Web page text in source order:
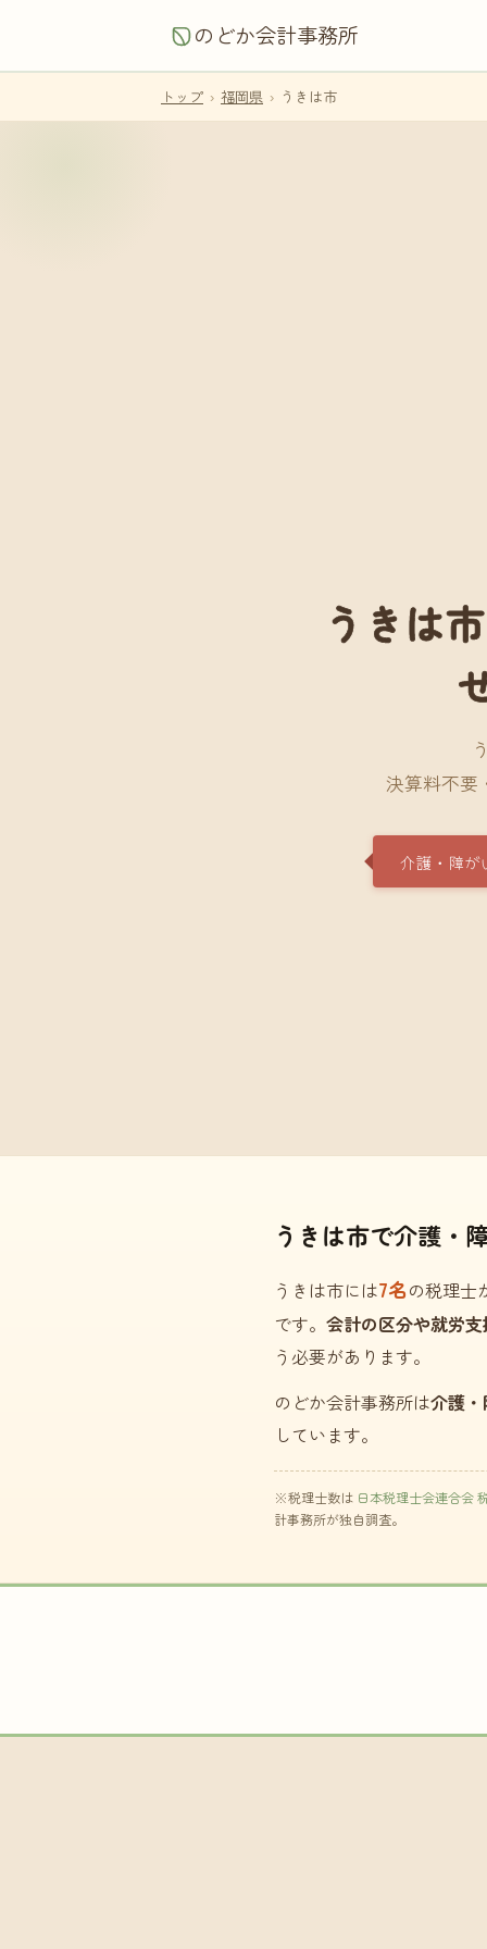
のどか会計事務所
トップ › 福岡県 › うきは市
うきは
決算料不要
介護・障が
うきは市で介護・
うきは市には7名の税理士
です。 会計の区分や就労
う必要があります。
のどか会計事務所は介護
しています。
※税理士数は 日本税理士会連合会
計事務所が独自調査。